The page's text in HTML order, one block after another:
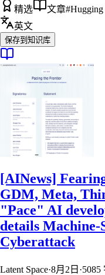
精选 文章#Hugging
英文
保存到知识库
[AINews]
GDM, Meta,
"Pace" AI
details Machine-
Cyberattack
Latent Space·8月2日 ·5085